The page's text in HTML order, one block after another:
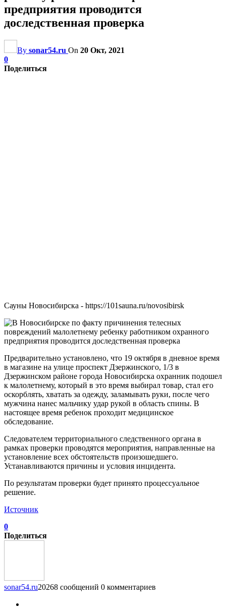
предприятия проводится
доследственная проверка
By sonar54.ru On 20 Окт, 2021
0
Поделиться
Сауны Новосибирска - https://101sauna.ru/novosibirsk
Предварительно установлено, что 19 октября в дневное время
в магазине на улице проспект Дзержинского, 1/3 в
Дзержинском районе города Новосибирска охранник подошел
к малолетнему, который в это время выбирал товар, стал его
оскорблять, хватать за одежду, заламывать руки, после чего
мужчина нанес мальчику удар рукой в область спины. В
настоящее время ребенок проходит медицинское
обследование.
Следователем территориального следственного органа в
рамках проверки проводятся мероприятия, направленные на
установление всех обстоятельств произошедшего.
Устанавливаются причины и условия инцидента.
По результатам проверки будет принято процессуальное
решение.
Источник
0
Поделиться
sonar54.ru20268 сообщений 0 комментариев